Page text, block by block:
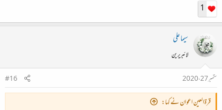
1
سیما علی
لائبریرین
ستمبر 27، 2020
#16
قرۃالعین اعوان نے کہا: